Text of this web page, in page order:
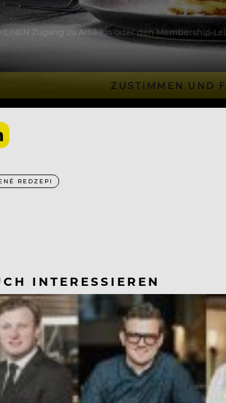
Zugang zu Artikeln oder den Membership-
ZUSTIMMEN UND
REDZEPI
INTERESSIEREN